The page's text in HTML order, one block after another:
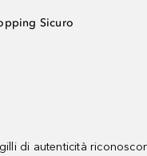
Sicuro
di autenticità